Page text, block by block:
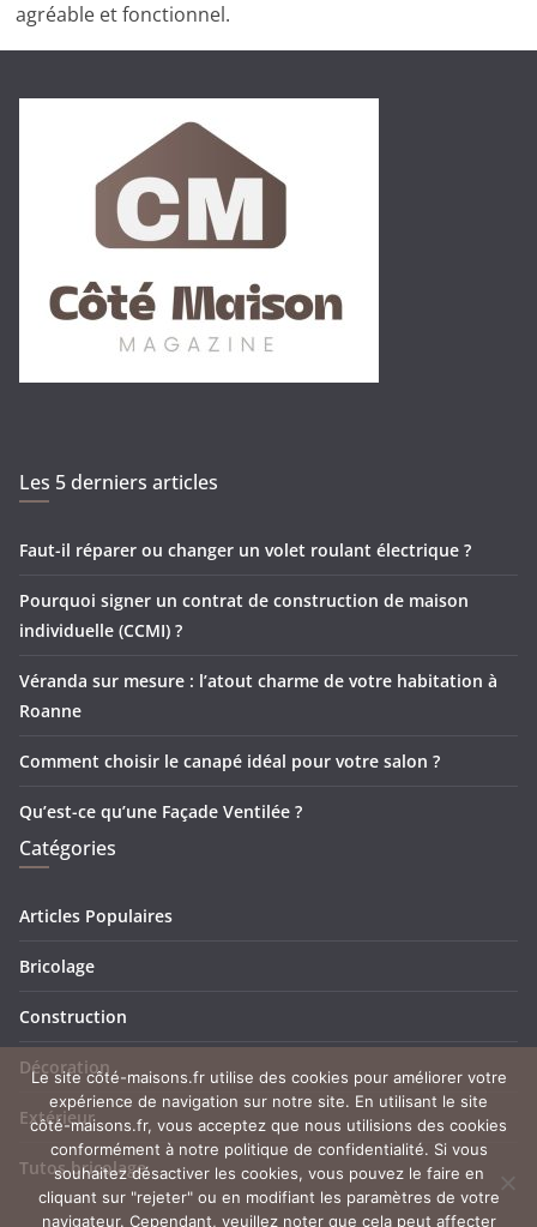
agréable et fonctionnel.
Les 5 derniers articles
Faut-il réparer ou changer un volet roulant électrique ?
Pourquoi signer un contrat de construction de maison
individuelle (CCMI) ?
Véranda sur mesure : l’atout charme de votre habitation à
Roanne
Comment choisir le canapé idéal pour votre salon ?
Qu’est-ce qu’une Façade Ventilée ?
Catégories
Articles Populaires
Bricolage
Construction
Décoration
Extérieur
Tutos bricolage
Le site côté-maisons.fr utilise des cookies pour améliorer votre
expérience de navigation sur notre site. En utilisant le site
côté-maisons.fr, vous acceptez que nous utilisions des cookies
conformément à notre politique de confidentialité. Si vous
souhaitez désactiver les cookies, vous pouvez le faire en
cliquant sur "rejeter" ou en modifiant les paramètres de votre
navigateur. Cependant, veuillez noter que cela peut affecter